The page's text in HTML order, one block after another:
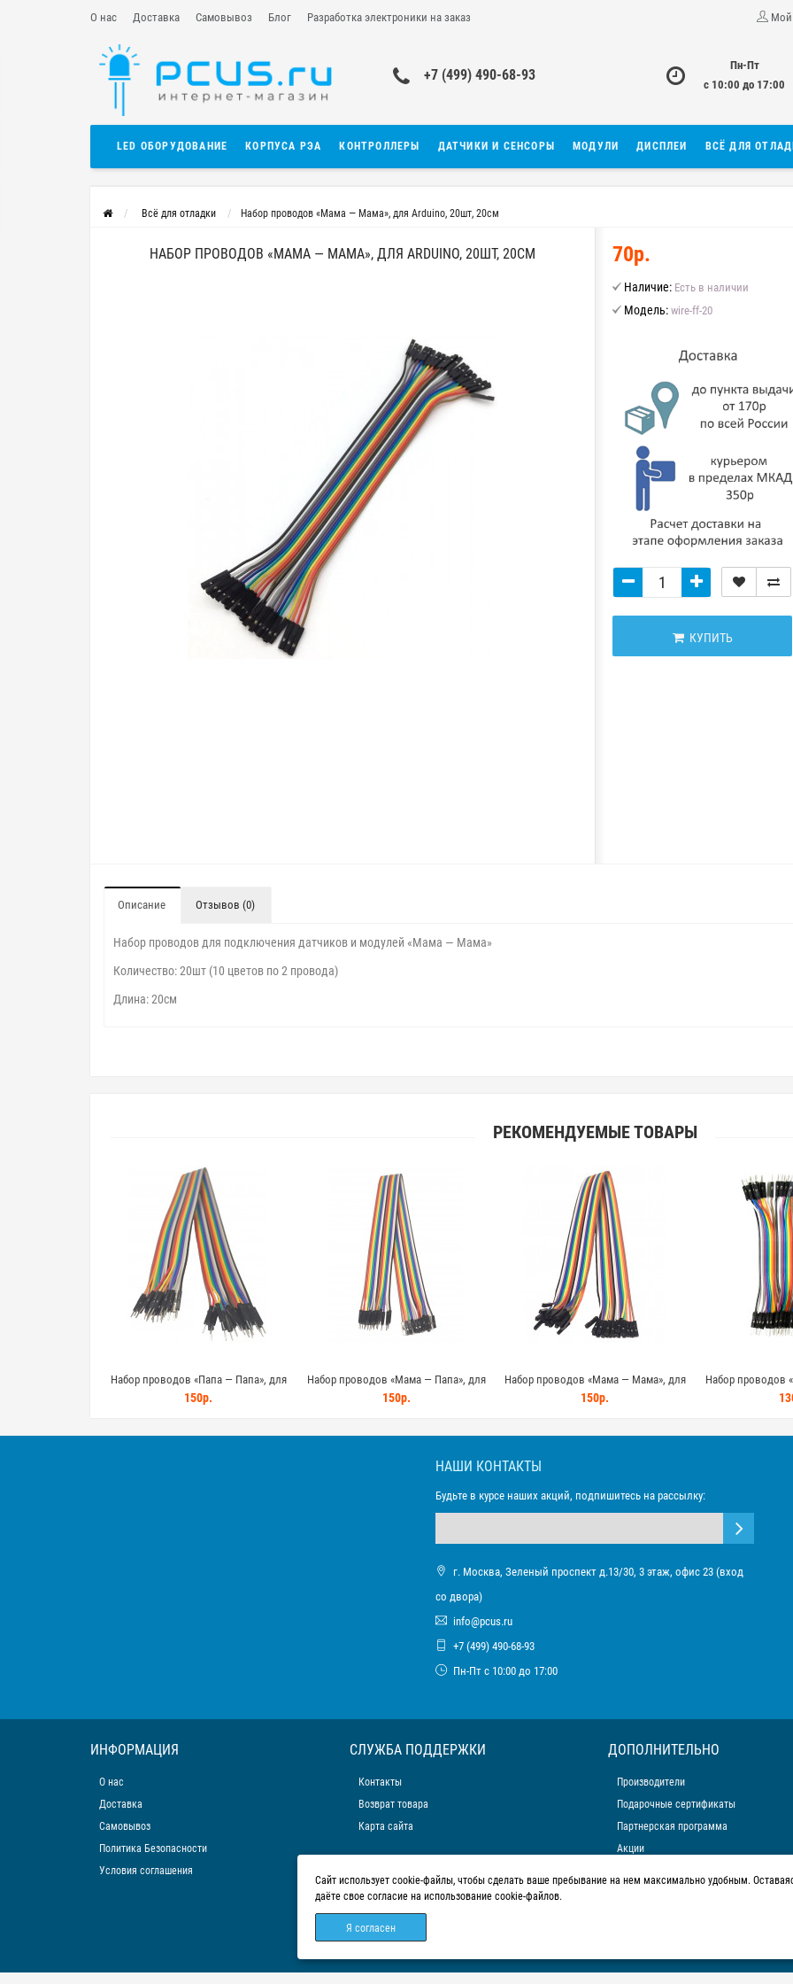
О нас Доставка Самовывоз Блог Разработка электроники на заказ Мой
+7 (499) 490-68-93
Пн-Пт
с 10:00 до 17:00
LED ОБОРУДОВАНИЕ КОРПУСА РЭА КОНТРОЛЛЕРЫ ДАТЧИКИ И СЕНСОРЫ МОДУЛИ ДИСПЛЕИ ВСЁ ДЛЯ
Всё для отладки Набор проводов «Мама — Мама», для Arduino, 20шт, 20см
НАБОР ПРОВОДОВ «МАМА — МАМА», ДЛЯ ARDUINO, 20ШТ, 20СМ 70р.
Наличие: Есть в наличии
Модель: wire-ff-20
КУПИТЬ
Описание Отзывов (0)
Набор проводов для подключения датчиков и модулей «Мама — Мама»
Количество: 20шт (10 цветов по 2 провода)
Длина: 20см
РЕКОМЕНДУЕМЫЕ ТОВАРЫ
Набор проводов «Папа — Папа», для
Arduino, 20шт, 40см для Arduino, STM32,
150р.
Набор проводов «Мама — Папа», для
Arduino, 20шт, 40см для Arduino, STM32,
150р.
Набор проводов «Мама — Мама», для
Arduino, 20шт, 40см для Arduino, STM32,
150р.
Набор проводов
Arduino,
НАШИ КОНТАКТЫ
Будьте в курсе наших акций, подпишитесь на рассылку:
г. Москва, Зеленый проспект д.13/30, 3 этаж, офис 23 (вход
со двора)
info@pcus.ru
+7 (499) 490-68-93
Пн-Пт с 10:00 до 17:00
ИНФОРМАЦИЯ
О нас
Доставка
Самовывоз
Политика Безопасности
Условия соглашения
СЛУЖБА ПОДДЕРЖКИ
Контакты
Возврат товара
Карта сайта
ДОПОЛНИТЕЛЬНО
Производители
Подарочные сертификаты
Партнерская программа
Акции
Сайт использует cookie-файлы, чтобы сделать ваше пребывание на нем максимально удобным.
даёте свое согласие на использование cookie-файлов.
Я согласен